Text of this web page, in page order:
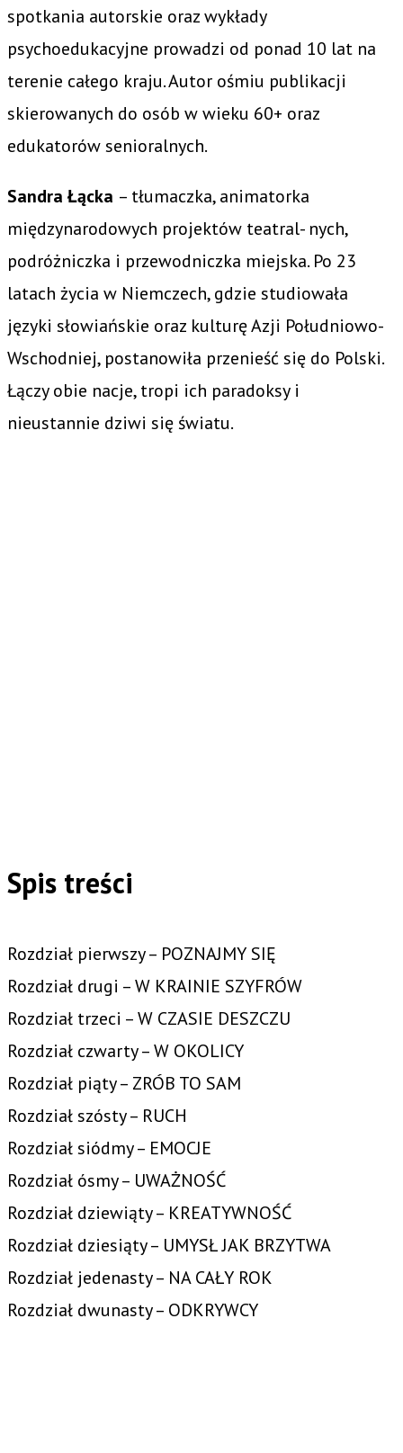
spotkania autorskie oraz wykłady
psychoedukacyjne prowadzi od ponad 10 lat na
terenie całego kraju. Autor ośmiu publikacji
skierowanych do osób w wieku 60+ oraz
edukatorów senioralnych.
Sandra Łącka – tłumaczka, animatorka
międzynarodowych projektów teatral- nych,
podróżniczka i przewodniczka miejska. Po 23
latach życia w Niemczech, gdzie studiowała
języki słowiańskie oraz kulturę Azji Południowo-
Wschodniej, postanowiła przenieść się do Polski.
Łączy obie nacje, tropi ich paradoksy i
nieustannie dziwi się światu.
Spis treści
Rozdział pierwszy – POZNAJMY SIĘ
Rozdział drugi – W KRAINIE SZYFRÓW
Rozdział trzeci – W CZASIE DESZCZU
Rozdział czwarty – W OKOLICY
Rozdział piąty – ZRÓB TO SAM
Rozdział szósty – RUCH
Rozdział siódmy – EMOCJE
Rozdział ósmy – UWAŻNOŚĆ
Rozdział dziewiąty – KREATYWNOŚĆ
Rozdział dziesiąty – UMYSŁ JAK BRZYTWA
Rozdział jedenasty – NA CAŁY ROK
Rozdział dwunasty – ODKRYWCY